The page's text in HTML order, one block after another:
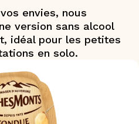
envies, nous
version sans alcool
idéal pour les petites
en solo.